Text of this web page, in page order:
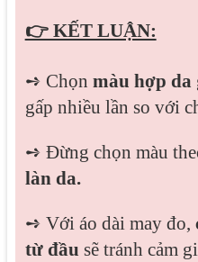
👉 KẾT LUẬN:
➺ Chọn màu hợp da
gấp nhiều lần so với
➺ Đừng chọn màu
làn da.
➺ Với áo dài may đo,
từ đầu sẽ tránh cảm